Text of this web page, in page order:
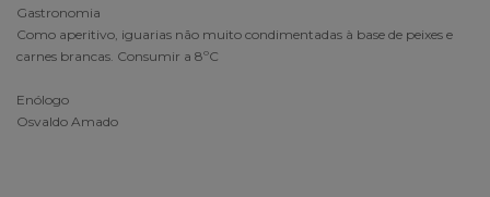
Gastronomia
Como aperitivo, iguarias não muito condimentadas à base de peixes e
carnes brancas. Consumir a 8ºC
Enólogo
Osvaldo Amado